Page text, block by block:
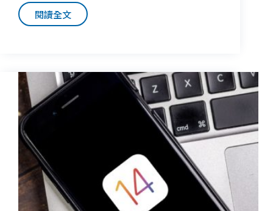
閱讀全文